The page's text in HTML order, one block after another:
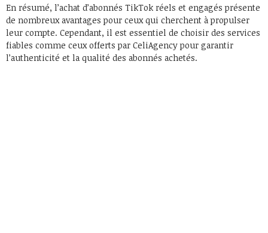
En résumé, l’achat d’abonnés TikTok réels et engagés présente
de nombreux avantages pour ceux qui cherchent à propulser
leur compte. Cependant, il est essentiel de choisir des services
fiables comme ceux offerts par CeliAgency pour garantir
l’authenticité et la qualité des abonnés achetés.